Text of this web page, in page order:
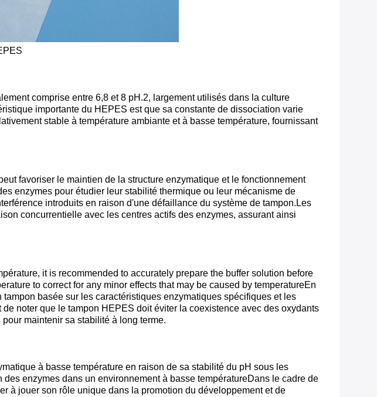
comprise entre 6,8 et 8 pH.2, largement utilisés dans la culture
importante du HEPES est que sa constante de dissociation varie
stable à température ambiante et à basse température, fournissant
favoriser le maintien de la structure enzymatique et le fonctionnement
enzymes pour étudier leur stabilité thermique ou leur mécanisme de
introduits en raison d'une défaillance du système de tampon.Les
concurrentielle avec les centres actifs des enzymes, assurant ainsi
it is recommended to accurately prepare the buffer solution before
to correct for any minor effects that may be caused by temperatureEn
basée sur les caractéristiques enzymatiques spécifiques et les
noter que le tampon HEPES doit éviter la coexistence avec des oxydants
maintenir sa stabilité à long terme.
à basse température en raison de sa stabilité du pH sous les
enzymes dans un environnement à basse températureDans le cadre de
à jouer son rôle unique dans la promotion du développement et de